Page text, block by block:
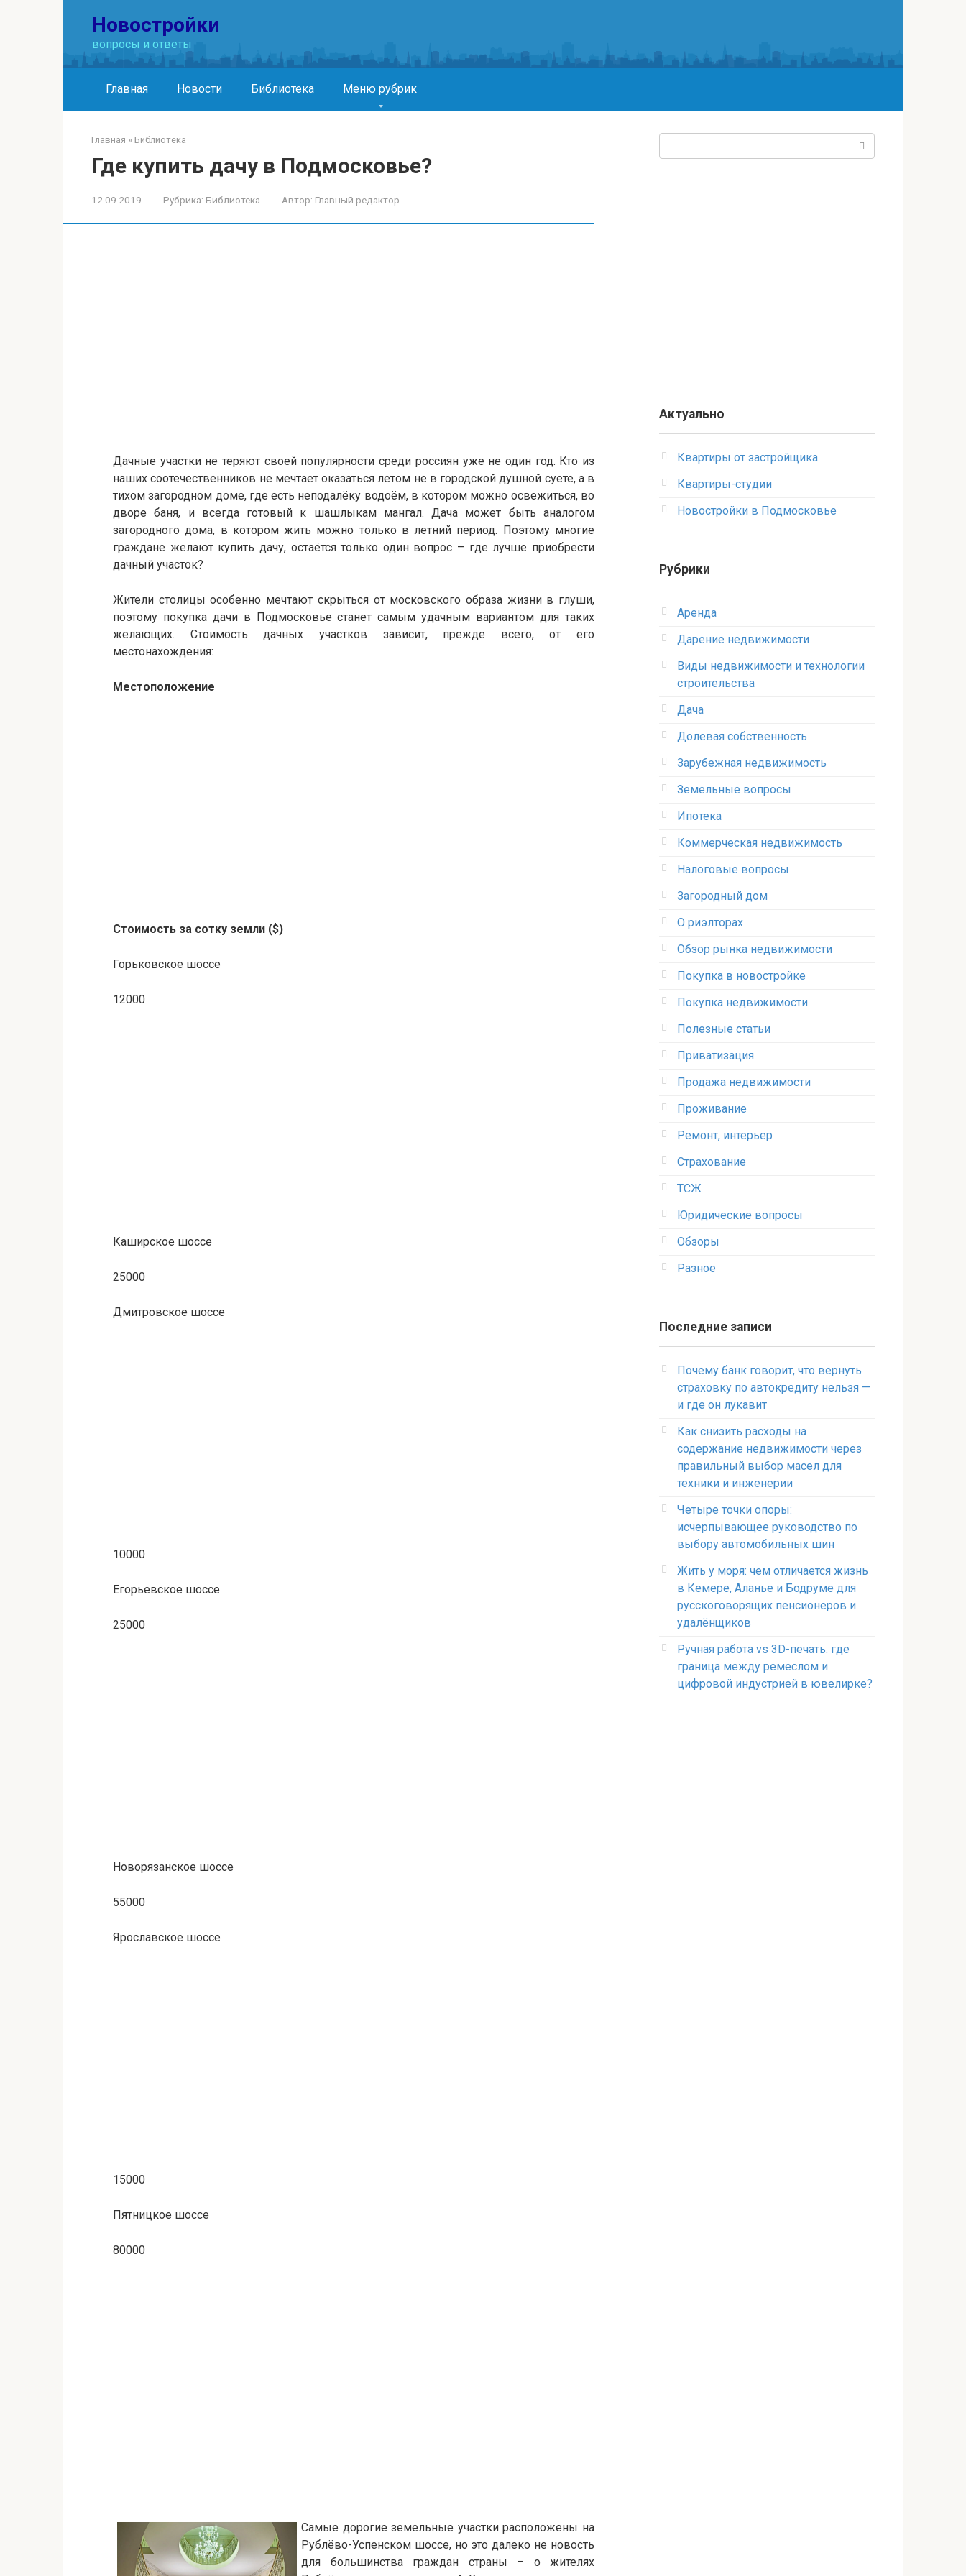
Новостройки
вопросы и ответы
Главная Новости Библиотека Меню рубрик
Главная » Библиотека
Где купить дачу в Подмосковье?
12.09.2019 Рубрика: Библиотека Автор: Главный редактор
Дачные участки не теряют своей популярности среди россиян уже не один год. Кто из
наших соотечественников не мечтает оказаться летом не в городской душной суете, а в
тихом загородном доме, где есть неподалёку водоём, в котором можно освежиться, во
дворе баня, и всегда готовый к шашлыкам мангал. Дача может быть аналогом
загородного дома, в котором жить можно только в летний период. Поэтому многие
граждане желают купить дачу, остаётся только один вопрос – где лучше приобрести
дачный участок?
Жители столицы особенно мечтают скрыться от московского образа жизни в глуши,
поэтому покупка дачи в Подмосковье станет самым удачным вариантом для таких
желающих. Стоимость дачных участков зависит, прежде всего, от его
местонахождения:
Местоположение
Стоимость за сотку земли ($)
Горьковское шоссе
12000
Каширское шоссе
25000
Дмитровское шоссе
10000
Егорьевское шоссе
25000
Новорязанское шоссе
55000
Ярославское шоссе
15000
Пятницкое шоссе
80000
Самые дорогие земельные участки расположены на
Рублёво-Успенском шоссе, но это далеко не новость
для большинства граждан страны – о жителях
Актуально
Квартиры от застройщика
Квартиры-студии
Новостройки в Подмосковье
Рубрики
Аренда
Дарение недвижимости
Виды недвижимости и технологии
строительства
Дача
Долевая собственность
Зарубежная недвижимость
Земельные вопросы
Ипотека
Коммерческая недвижимость
Налоговые вопросы
Загородный дом
О риэлторах
Обзор рынка недвижимости
Покупка в новостройке
Покупка недвижимости
Полезные статьи
Приватизация
Продажа недвижимости
Проживание
Ремонт, интерьер
Страхование
ТСЖ
Юридические вопросы
Обзоры
Разное
Последние записи
Почему банк говорит, что вернуть
страховку по автокредиту нельзя —
и где он лукавит
Как снизить расходы на
содержание недвижимости через
правильный выбор масел для
техники и инженерии
Четыре точки опоры:
исчерпывающее руководство по
выбору автомобильных шин
Жить у моря: чем отличается жизнь
в Кемере, Аланье и Бодруме для
русскоговорящих пенсионеров и
удалёнщиков
Ручная работа vs 3D-печать: где
граница между ремеслом и
цифровой индустрией в ювелирке?